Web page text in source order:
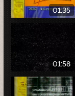
01:35
01:58